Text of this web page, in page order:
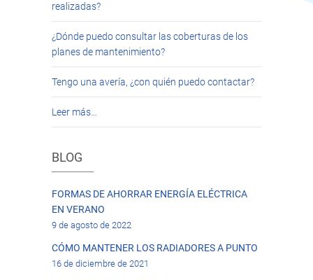
realizadas?
¿Dónde puedo consultar las coberturas de los
planes de mantenimiento?
Tengo una avería, ¿con quién puedo contactar?
Leer más…
BLOG
FORMAS DE AHORRAR ENERGÍA ELÉCTRICA
EN VERANO
9 de agosto de 2022
CÓMO MANTENER LOS RADIADORES A PUNTO
16 de diciembre de 2021